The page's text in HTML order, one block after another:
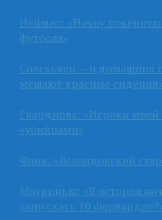
Неймар: «Начну покерную
футбола»
Солскьяер — о домашних
мешают красные сидения»
Гвардиола: «Игроки
«убийцами»
Флик: «Левандовский
Моуринью: «Я
выпускать 10 форвардов?»